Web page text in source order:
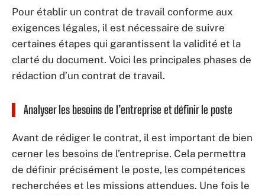
Pour établir un contrat de travail conforme aux
exigences légales, il est nécessaire de suivre
certaines étapes qui garantissent la validité et la
clarté du document. Voici les principales phases de
rédaction d’un contrat de travail.
Analyser les besoins de l’entreprise et définir le poste
Avant de rédiger le contrat, il est important de bien
cerner les besoins de l’entreprise. Cela permettra
de définir précisément le poste, les compétences
recherchées et les missions attendues. Une fois le